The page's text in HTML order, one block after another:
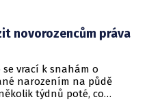
novorozencům práva
vrací k snahám o
narozením na půdě
týdnů poté, co